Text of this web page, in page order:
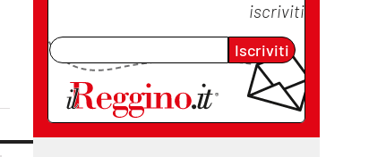
iscriviti
Iscriviti